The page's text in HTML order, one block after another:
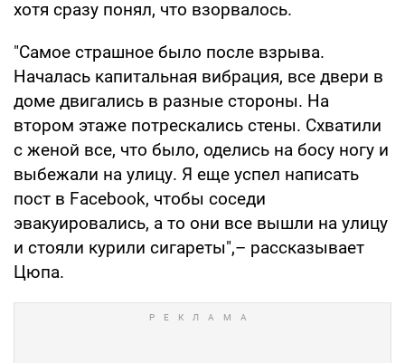
хотя сразу понял, что взорвалось.
"Самое страшное было после взрыва.
Началась капитальная вибрация, все двери в
доме двигались в разные стороны. На
втором этаже потрескались стены. Схватили
с женой все, что было, оделись на босу ногу и
выбежали на улицу. Я еще успел написать
пост в Facebook, чтобы соседи
эвакуировались, а то они все вышли на улицу
и стояли курили сигареты",– рассказывает
Цюпа.